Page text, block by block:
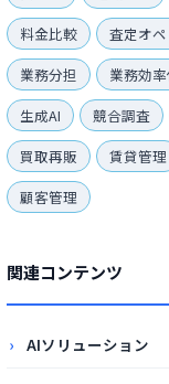
料金比較
査定オ
業務分担
業務効
生成AI
競合調査
買取再販
賃貸管理
顧客管理
関連コンテンツ
AIソリューション